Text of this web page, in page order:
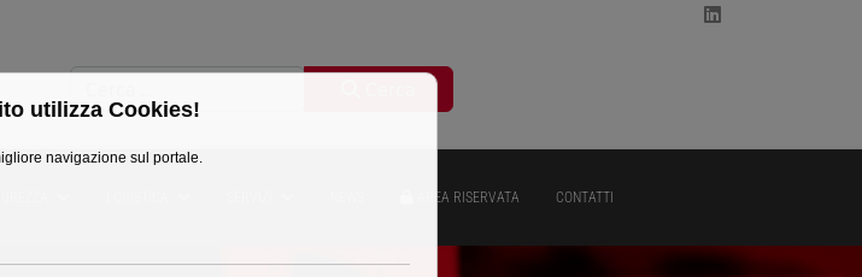
Cerca
AREA RISERVATA CONTATTI